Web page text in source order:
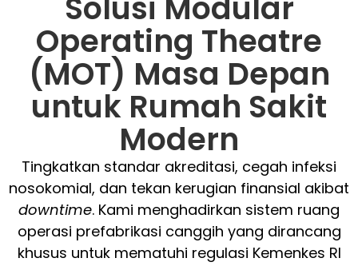
Operating Theatre
(MOT) Masa Depan
untuk Rumah Sakit
Modern
Tingkatkan standar akreditasi, cegah infeksi
nosokomial, dan tekan kerugian finansial akibat
downtime. Kami menghadirkan sistem ruang
operasi prefabrikasi canggih yang dirancang
khusus untuk mematuhi regulasi Kemenkes RI